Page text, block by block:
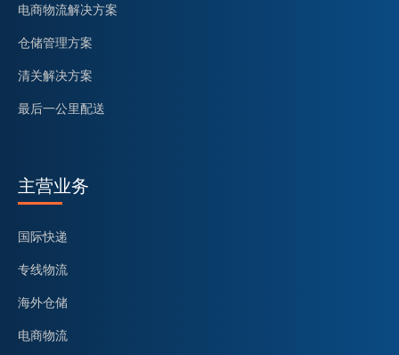
电商物流解决方案
仓储管理方案
清关解决方案
最后一公里配送
主营业务
国际快递
专线物流
海外仓储
电商物流